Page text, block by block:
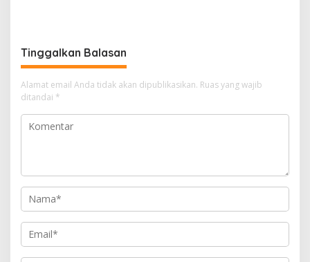
Tinggalkan Balasan
Alamat email Anda tidak akan dipublikasikan. Ruas yang wajib
ditandai *